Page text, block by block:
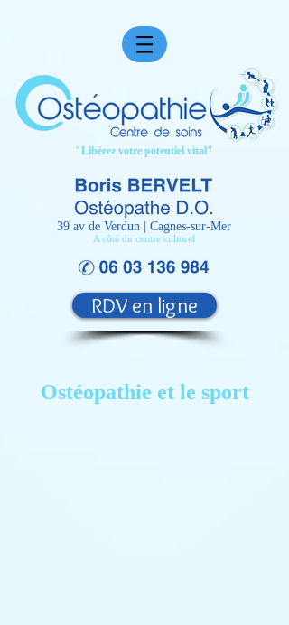
"Libérez votre potentiel vital"
39 av de Verdun | Cagnes-sur-Mer
A côté du centre culturel
RDV en ligne
Ostéopathie et le sport